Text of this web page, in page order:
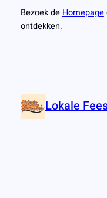
Bezoek deHomepage
ontdekken.
Lokale